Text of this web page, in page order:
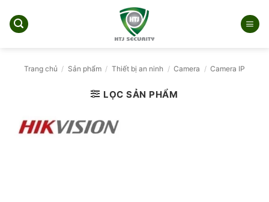
qua
Trang chủ / Sản phẩm / Thiết bị an ninh / Camera / Camera IP
LỌC SẢN PHẨM